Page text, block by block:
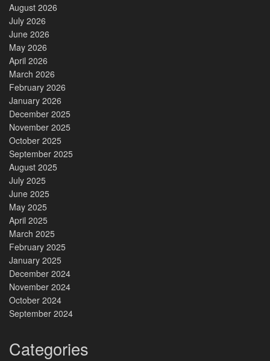
August 2026
July 2026
June 2026
May 2026
April 2026
March 2026
February 2026
January 2026
December 2025
November 2025
October 2025
September 2025
August 2025
July 2025
June 2025
May 2025
April 2025
March 2025
February 2025
January 2025
December 2024
November 2024
October 2024
September 2024
Categories